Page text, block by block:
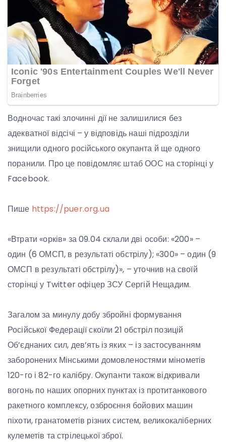
Водночас такі злочинні дії не залишилися без
адекватної відсічі – у відповідь наші підрозділи
знищили одного російського окупанта й ще одного
поранили. Про це повідомляє штаб ООС на сторінці у
Facebook.
Пише https://puer.org.ua
«Втрати «орків» за 09.04 склали дві особи: «200» –
один (6 ОМСП, в результаті обстрілу); «300» – один (9
ОМСП в результаті обстрілу)», – уточнив на своїй
сторінці у Twitter офіцер ЗСУ Сергій Нещадим.
Загалом за минулу добу збройні формування
Російської Федерації скоїли 21 обстріл позицій
Об’єднаних сил, дев’ять із яких – із застосуванням
заборонених Мінськими домовленостями мінометів
120-го і 82-го калібру. Окупанти також відкривали
вогонь по наших опорних пунктах із протитанкового
ракетного комплексу, озброєння бойових машин
піхоти, гранатометів різних систем, великокаліберних
кулеметів та стрілецької зброї.